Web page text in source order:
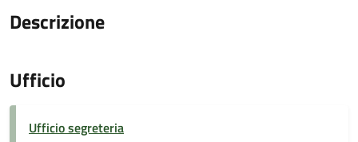
Descrizione
Ufficio
Ufficio segreteria